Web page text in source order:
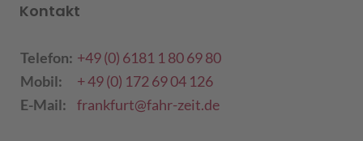
Kontakt
Telefon: +49 (0) 6181 1 80 69 80
Mobil:
+ 49 (0) 172 69 04 126
E-Mail:
frankfurt@fahr-zeit.de